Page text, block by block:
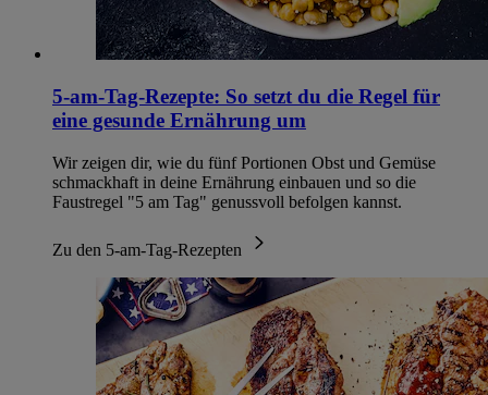
5-am-Tag-Rezepte: So setzt du die Regel für
eine gesunde Ernährung um
Wir zeigen dir, wie du fünf Portionen Obst und Gemüse
schmackhaft in deine Ernährung einbauen und so die
Faustregel "5 am Tag" genussvoll befolgen kannst.
Zu den 5-am-Tag-Rezepten